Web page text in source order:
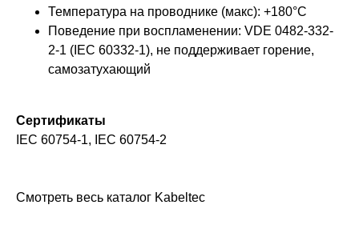
Температура на проводнике (макс): +180°C
Поведение при воспламенении: VDE 0482-332-
2-1 (IEC 60332-1), не поддерживает горение,
самозатухающий
Сертификаты
IEC 60754-1, IEC 60754-2
Смотреть весь каталог Kabeltec